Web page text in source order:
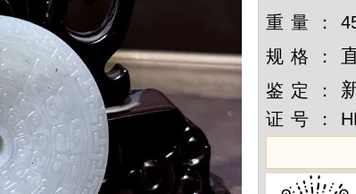
重量：
规格：
鉴定：
证号：